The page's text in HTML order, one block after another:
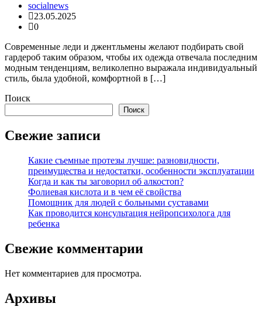
socialnews
23.05.2025
0
Современные леди и джентльмены желают подбирать свой
гардероб таким образом, чтобы их одежда отвечала последним
модным тенденциям, великолепно выражала индивидуальный
стиль, была удобной, комфортной в […]
Поиск
Поиск
Свежие записи
Какие съемные протезы лучше: разновидности,
преимущества и недостатки, особенности эксплуатации
Когда и как ты заговорил об алкостоп?
Фолиевая кислота и в чем её свойства
Помощник для людей с больными суставами
Как проводится консультация нейропсихолога для
ребенка
Свежие комментарии
Нет комментариев для просмотра.
Архивы